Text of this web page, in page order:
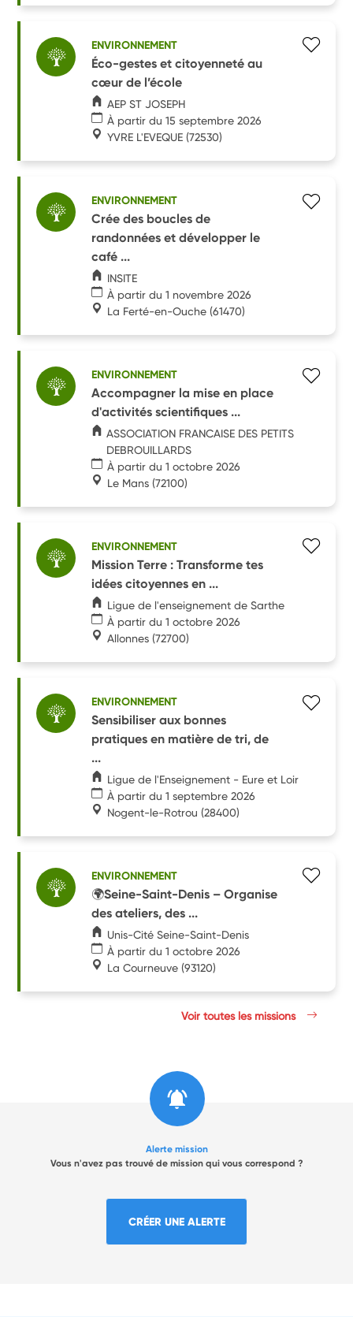
ENVIRONNEMENT
Éco-gestes et citoyenneté au
cœur de l’école
AEP ST JOSEPH
À partir du 15 septembre 2026
YVRE L'EVEQUE (72530)
ENVIRONNEMENT
Crée des boucles de
randonnées et développer le
café ...
INSITE
À partir du 1 novembre 2026
La Ferté-en-Ouche (61470)
ENVIRONNEMENT
Accompagner la mise en place
d'activités scientifiques ...
ASSOCIATION FRANCAISE DES PETITS
DEBROUILLARDS
À partir du 1 octobre 2026
Le Mans (72100)
ENVIRONNEMENT
Mission Terre : Transforme tes
idées citoyennes en ...
Ligue de l'enseignement de Sarthe
À partir du 1 octobre 2026
Allonnes (72700)
ENVIRONNEMENT
Sensibiliser aux bonnes
pratiques en matière de tri, de
...
Ligue de l'Enseignement - Eure et Loir
À partir du 1 septembre 2026
Nogent-le-Rotrou (28400)
ENVIRONNEMENT
🌍Seine-Saint-Denis – Organise
des ateliers, des ...
Unis-Cité Seine-Saint-Denis
À partir du 1 octobre 2026
La Courneuve (93120)
Voir toutes les missions
Alerte mission
Vous n'avez pas trouvé de mission qui vous correspond ?
CRÉER UNE ALERTE